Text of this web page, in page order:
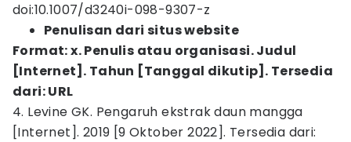
doi:10.1007/d3240i-098-9307-z
Penulisan dari situs website
Format: x. Penulis atau organisasi. Judul
[Internet]. Tahun [Tanggal dikutip]. Tersedia
dari: URL
4. Levine GK. Pengaruh ekstrak daun mangga
[Internet]. 2019 [9 Oktober 2022]. Tersedia dari: